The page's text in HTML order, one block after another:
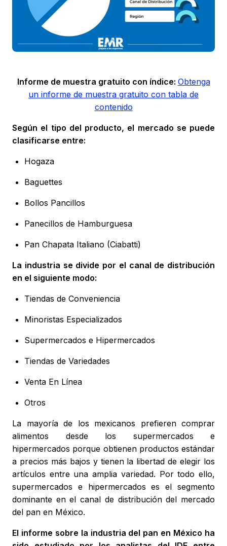
Informe de muestra gratuito con índice: Obtenga
un informe de muestra gratuito con tabla de
contenido
Según el tipo del producto, el mercado se puede
clasificarse entre:
Hogaza
Baguettes
Bollos Pancillos
Panecillos de Hamburguesa
Pan Chapata Italiano (Ciabatti)
La industria se divide por el canal de distribución
en el siguiente modo:
Tiendas de Conveniencia
Minoristas Especializados
Supermercados e Hipermercados
Tiendas de Variedades
Venta En Línea
Otros
La mayoría de los mexicanos prefieren comprar
alimentos desde los supermercados e
hipermercados porque obtienen productos estándar
a precios más bajos y tienen la libertad de elegir los
artículos entre una amplia variedad. Por todo ello,
supermercados e hipermercados es el segmento
dominante en el canal de distribución del mercado
del pan en México.
El informe sobre la industria del pan en México ha